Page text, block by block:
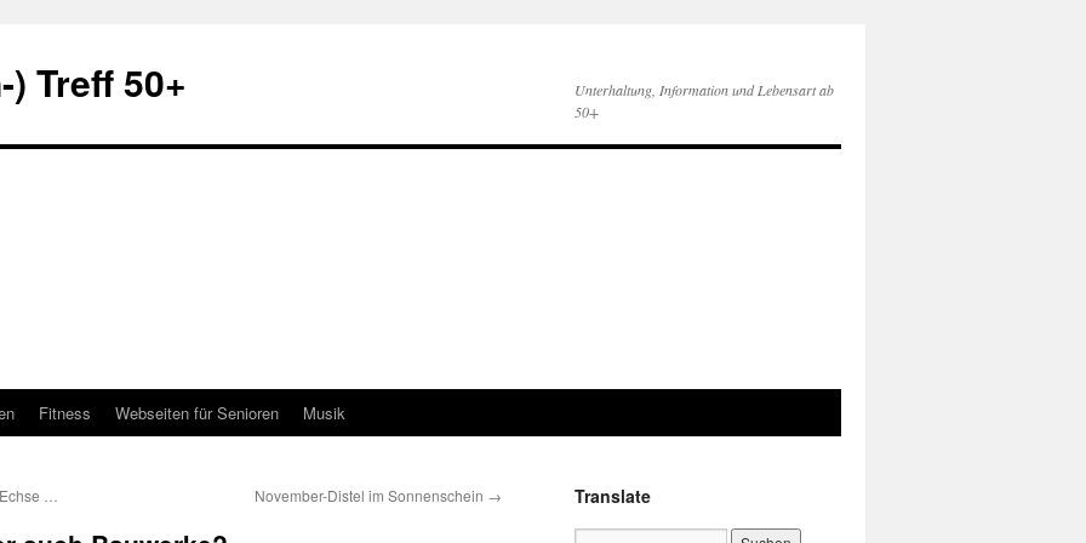
Treff 50+
Unterhaltung, Information und Lebensart ab
50+
Fitness Webseiten für Senioren Musik
… November-Distel im Sonnenschein → Translate